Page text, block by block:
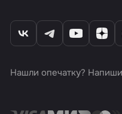
Нашли опечатку?